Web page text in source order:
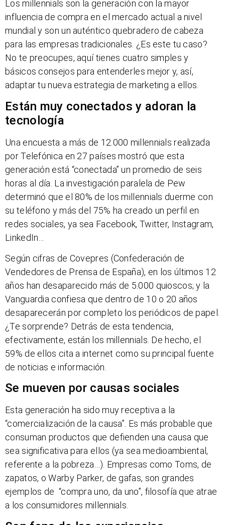
Los millennials son la generación con la mayor
influencia de compra en el mercado actual a nivel
mundial y son un auténtico quebradero de cabeza
para las empresas tradicionales. ¿Es este tu caso?
No te preocupes, aquí tienes cuatro simples y
básicos consejos para entenderles mejor y, así,
adaptar tu nueva estrategia de marketing a ellos.
Están muy conectados y adoran la
tecnología
Una encuesta a más de 12.000 millennials realizada
por Telefónica en 27 países mostró que esta
generación está “conectada” un promedio de seis
horas al día. La investigación paralela de Pew
determinó que el 80% de los millennials duerme con
su teléfono y más del 75% ha creado un perfil en
redes sociales, ya sea Facebook, Twitter, Instagram,
LinkedIn…
Según cifras de Covepres (Confederación de
Vendedores de Prensa de España), en los últimos 12
años han desaparecido más de 5.000 quioscos; y la
Vanguardia confiesa que dentro de 10 o 20 años
desaparecerán por completo los periódicos de papel.
¿Te sorprende? Detrás de esta tendencia,
efectivamente, están los millennials. De hecho, el
59% de ellos cita a internet como su principal fuente
de noticias e información.
Se mueven por causas sociales
Esta generación ha sido muy receptiva a la
“comercialización de la causa”. Es más probable que
consuman productos que defienden una causa que
sea significativa para ellos (ya sea medioambiental,
referente a la pobreza…). Empresas como Toms, de
zapatos, o Warby Parker, de gafas, son grandes
ejemplos de “compra uno, da uno”, filosofía que atrae
a los consumidores millennials.